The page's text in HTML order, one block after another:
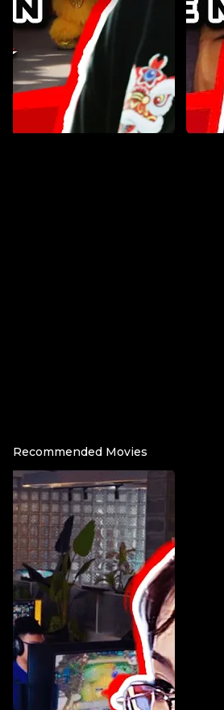
Recommended Movies